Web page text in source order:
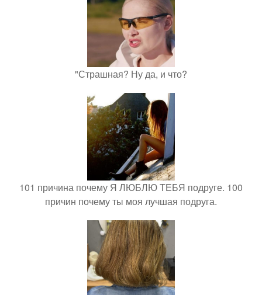
"Страшная? Ну да, и что?
101 причина почему Я ЛЮБЛЮ ТЕБЯ подруге. 100
причин почему ты моя лучшая подруга.